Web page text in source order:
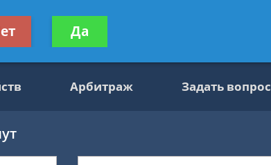
Получите консультацию
бесплатно
Арбитраж Задать вопрос
Да